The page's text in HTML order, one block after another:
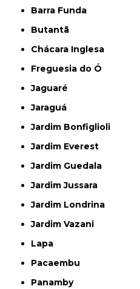
Barra Funda
Butantã
Chácara Inglesa
Freguesia do Ó
Jaguaré
Jaraguá
Jardim Bonfiglioli
Jardim Everest
Jardim Guedala
Jardim Jussara
Jardim Londrina
Jardim Vazani
Lapa
Pacaembu
Panamby